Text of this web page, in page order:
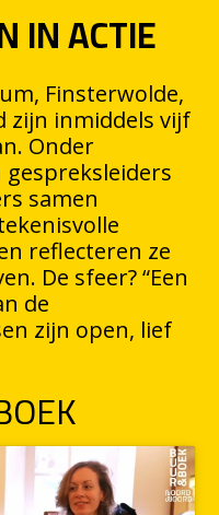
IN ACTIE
Finsterwolde,
zijn inmiddels vijf
Onder
samen
reflecteren ze
De sfeer? “Een
de
zijn open, lief